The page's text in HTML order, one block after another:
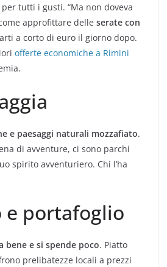
tutti i gusti. “Ma non doveva
approfittare delle serate con
a corto di euro il giorno dopo.
offerte economiche a Rimini
e paesaggi naturali mozzafiato.
di avventure, ci sono parchi
spirito avventuriero. Chi l’ha
e portafoglio
bene e si spende poco. Piatto
prelibatezze locali a prezzi